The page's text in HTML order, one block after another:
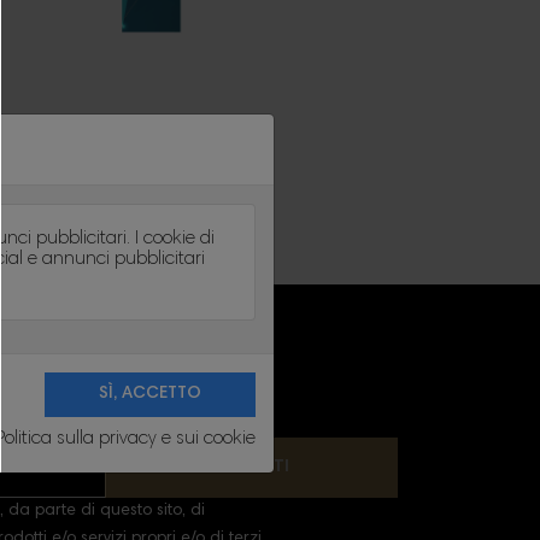
contatto nelle note legali.
ISCRIVITI
da parte di questo sito, di
pubblicitari. I cookie di
e annunci pubblicitari
Politica sulla privacy e sui cookie